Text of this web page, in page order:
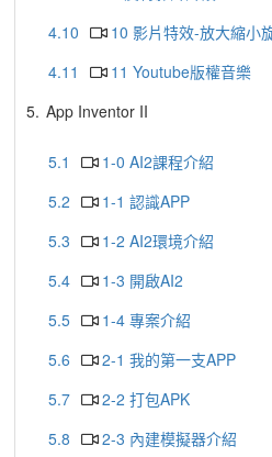
4.10
10 影片特效-放大縮小
4.11
11 Youtube版權音樂
5. App Inventor II
5.1
1-0 AI2課程介紹
5.2
1-1 認識APP
5.3
1-2 AI2環境介紹
5.4
1-3 開啟AI2
5.5
1-4 專案介紹
5.6
2-1 我的第一支APP
5.7
2-2 打包APK
5.8
2-3 內建模擬器介紹